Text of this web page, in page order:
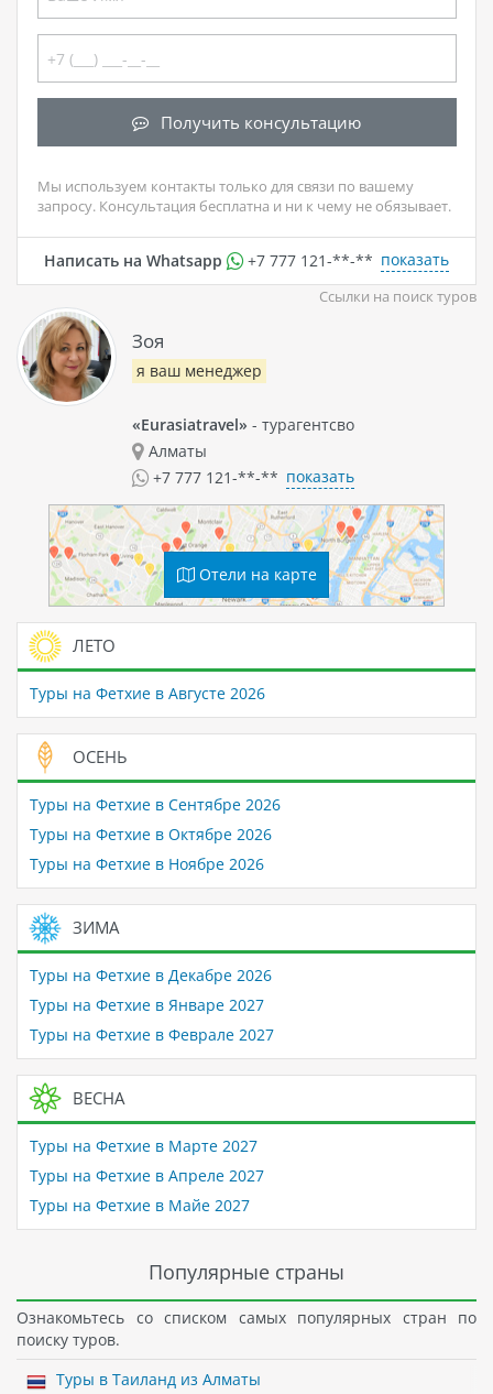
Получить консультацию
Мы используем контакты только для связи по вашему
запросу. Консультация бесплатна и ни к чему не обязывает.
Написать на Whatsapp +7 777 121-**-** показать
Ссылки на поиск туров
Зоя
я ваш менеджер
«Eurasiatravel» - турагентсво
Алматы
+7 777 121-**-** показать
Отели на карте
ЛЕТО
Туры на Фетхие в Августе 2026
ОСЕНЬ
Туры на Фетхие в Сентябре 2026
Туры на Фетхие в Октябре 2026
Туры на Фетхие в Ноябре 2026
ЗИМА
Туры на Фетхие в Декабре 2026
Туры на Фетхие в Январе 2027
Туры на Фетхие в Феврале 2027
ВЕСНА
Туры на Фетхие в Марте 2027
Туры на Фетхие в Апреле 2027
Туры на Фетхие в Майе 2027
Популярные страны
Ознакомьтесь со списком самых популярных стран по
поиску туров.
Туры в Таиланд из Алматы